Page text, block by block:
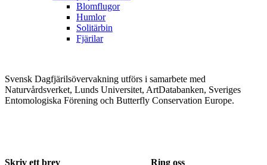
Blomflugor
Humlor
Solitärbin
Fjärilar
Svensk Dagfjärilsövervakning utförs i samarbete med
Naturvårdsverket, Lunds Universitet, ArtDatabanken, Sveriges
Entomologiska Förening och Butterfly Conservation Europe.
Skriv ett brev Ring oss